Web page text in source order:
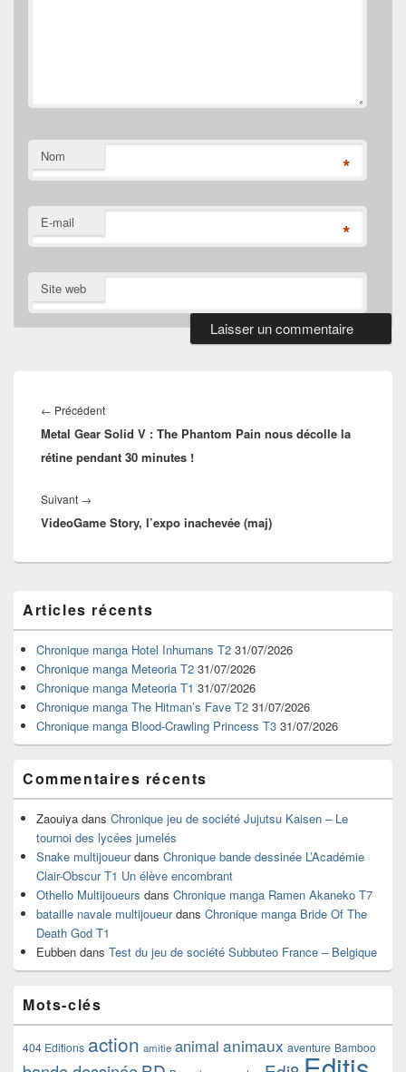
Nom *
E-mail *
Site web
de
l’article
← PrécédentArticle
précédent :
Metal Gear Solid V : The Phantom Pain nous décolle la
rétine pendant 30 minutes !
Suivant →
suivant :
VideoGame Story, l’expo inachevée (maj)
principale
de
widget
pour
barre
latérale
Articles récents
Chronique manga Hotel Inhumans T2 31/07/2026
Chronique manga Meteoria T2 31/07/2026
Chronique manga Meteoria T1 31/07/2026
Chronique manga The Hitman’s Fave T2 31/07/2026
Chronique manga Blood-Crawling Princess T3 31/07/2026
Commentaires récents
Zaouiya dans Chronique jeu de société Jujutsu Kaisen – Le
tournoi des lycées jumelés
Snake multijoueurdans Chronique bande dessinée L’Académie
Clair-Obscur T1 Un élève encombrant
Othello Multijoueurs dans Chronique manga Ramen Akaneko T7
bataille navale multijoueurdans Chronique manga Bride Of The
Death God T1
Eubben dans Test du jeu de société Subbuteo France – Belgique
Mots-clés
404 Editions action amitie animal animaux aventure Bamboo